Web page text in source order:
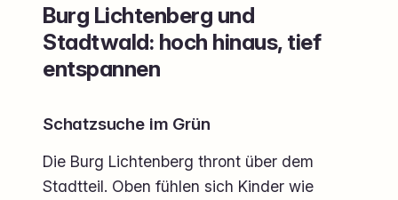
Burg Lichtenberg und
Stadtwald: hoch hinaus, tief
entspannen
Schatzsuche im Grün
Die Burg Lichtenberg thront über dem
Stadtteil. Oben fühlen sich Kinder wie